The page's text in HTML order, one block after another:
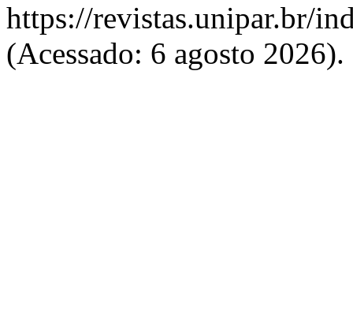
https://revistas.unipar.br/
(Acessado: 6 agosto 2026).